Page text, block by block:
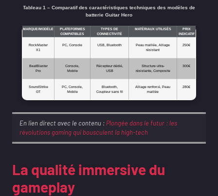
Tableau 1 – Comparatif des caractéristiques techniques des modèles de
batterie Guitar Hero
MARQUE/MODÈLE
PLATEFORMES
COMPATIBLES
TYPES DE
CONNECTIVITÉ
MATÉRIAUX UTILISÉS
PRIX
INDICATIF
RockMaster
X1
PC, Console USB, Bluetooth
Peau maillée, Alliage
résistant
250€
BeatBlaster
Pro
Console,
Mobile
Récepteur dédié,
USB
Structure ultra-
résistante, Composite
300€
SoundStrike
GT
PC, Console,
Mobile
Bluetooth,
Coupleur sans fil
Alliage renforcé, Peau
maillée
280€
En lien direct avec le contenu : Plongée dans le futur : les
révolutions gaming qui bousculent la high-tech
La qualité immersive du
gameplay